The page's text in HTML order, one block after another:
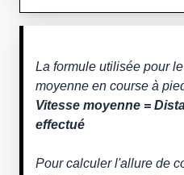
La formule utilisée pour
moyenne en course à
Vitesse moyenne =
effectué
Pour calculer l'allure de